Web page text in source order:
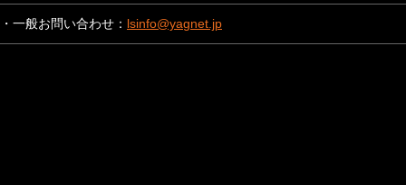
・一般お問い合わせ： lsinfo@yagnet.jp